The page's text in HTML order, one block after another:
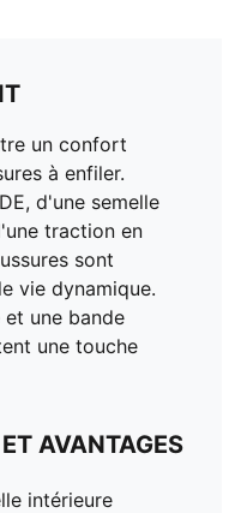
un confort
à enfiler.
d'une semelle
traction en
sont
vie dynamique.
une bande
une touche
AVANTAGES
intérieure